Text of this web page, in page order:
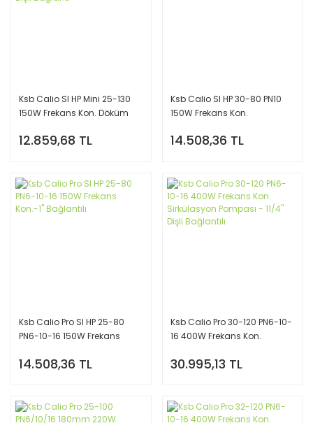
Ksb Calio SI HP Mini 25-130
150W Frekans Kon. Döküm
1'' Dişli Bağlantı
12.859,68 TL
Ksb Calio SI HP 30-80 PN10
150W Frekans Kon.
Bağlantılı
14.508,36 TL
Ksb Calio Pro SI HP 25-80
PN6-10-16 150W Frekans
14.508,36 TL
Ksb Calio Pro 30-120 PN6-10-
16 400W Frekans Kon.
Dişli Bağlantılı
30.995,13 TL